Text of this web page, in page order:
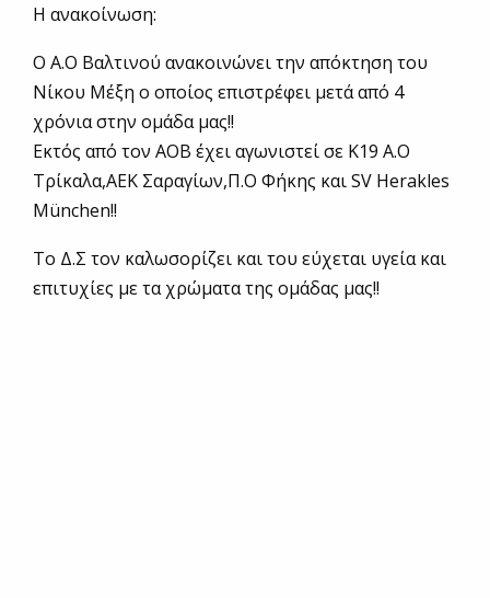
Η ανακοίνωση:
Ο Α.Ο Βαλτινού ανακοινώνει την απόκτηση του
Νίκου Μέξη ο οποίος επιστρέφει μετά από 4
χρόνια στην ομάδα μας!!
Εκτός από τον ΑΟΒ έχει αγωνιστεί σε Κ19 Α.Ο
Τρίκαλα,ΑΕΚ Σαραγίων,Π.Ο Φήκης και SV Herakles
München!!
Το Δ.Σ τον καλωσορίζει και του εύχεται υγεία και
επιτυχίες με τα χρώματα της ομάδας μας!!